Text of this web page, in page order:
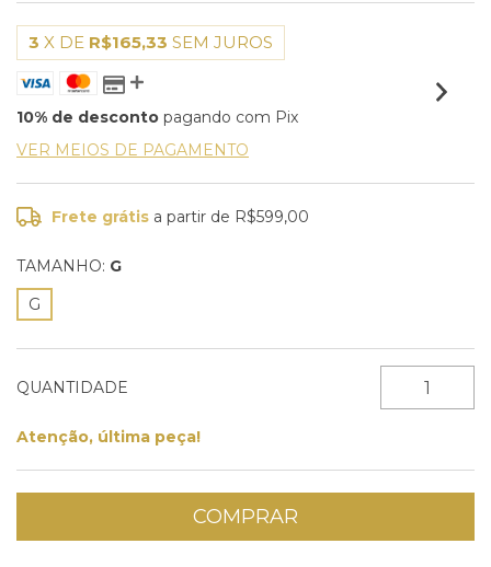
3 X DE R$165,33 SEM JUROS
10% de desconto pagando com Pix
VER MEIOS DE PAGAMENTO
Frete grátis a partir de R$599,00
TAMANHO: G
G
QUANTIDADE
Atenção, última peça!